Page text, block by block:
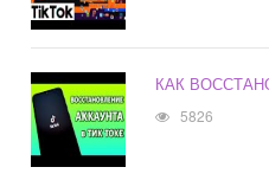
КАК
5826